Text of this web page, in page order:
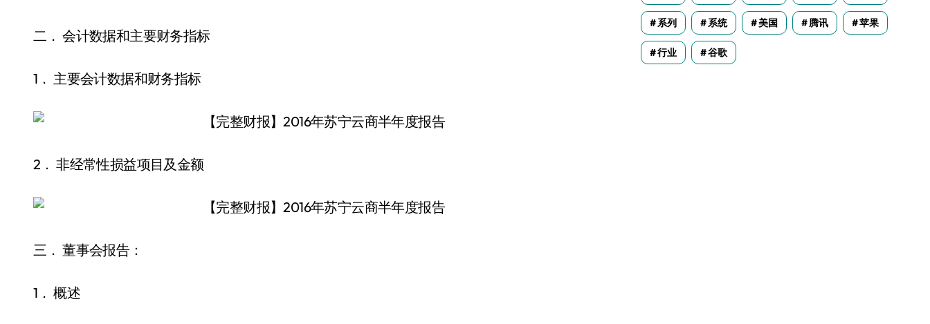
二． 会计数据和主要财务指标
1． 主要会计数据和财务指标
2． 非经常性损益项目及金额
三． 董事会报告：
1． 概述
系列 系统 美国 腾讯 苹果
行业 谷歌